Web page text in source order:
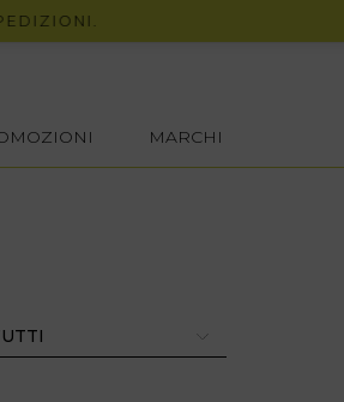
MARCHI